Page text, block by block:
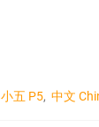
小五 P5 中文